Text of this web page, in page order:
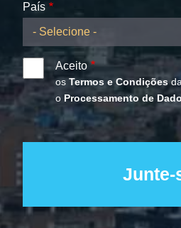
País
Aceito
osTermos e Condições
o Processamento de